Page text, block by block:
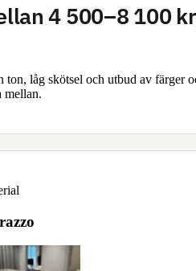
4 500–8 100
ton, låg skötsel och utbud av färger
mellan.